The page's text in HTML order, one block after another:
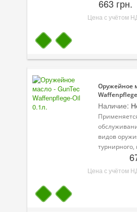
Оборудование
Клеи и герметики
Уход за кондиционером
Специальные программы
Велосипедная программа
Масла для лодочных
Моторное масло для
663 грн.
Цена с учётом
Оружейное
Наличие:
видов
турнирного,
Цена с учётом